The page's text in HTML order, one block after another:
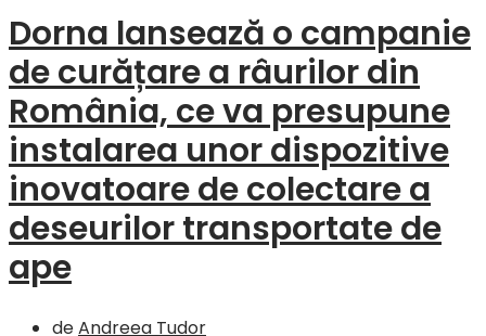
Dorna lansează o campanie
de curățare a râurilor din
România, ce va presupune
instalarea unor dispozitive
inovatoare de colectare a
deseurilor transportate de
ape
deAndreea Tudor